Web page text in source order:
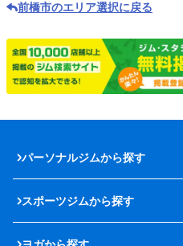
前橋市のエリア選択に戻る
パーソナルジムから探す
スポーツジムから探す